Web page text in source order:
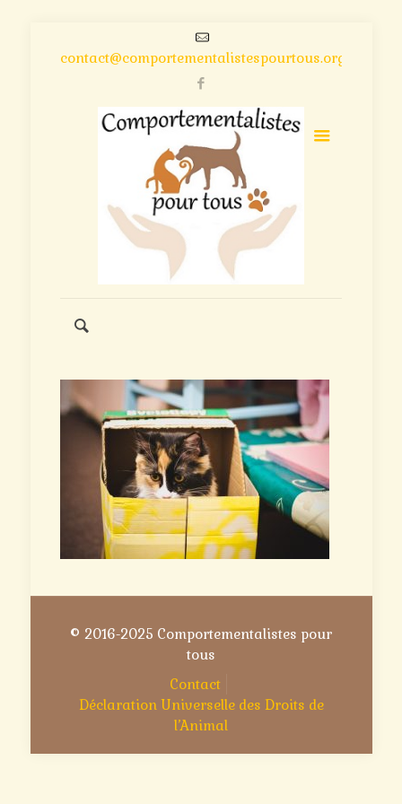
contact@comportementalistespourtous.org
© 2016-2025 Comportementalistes pour
tous
Contact
Déclaration Universelle des Droits de
l’Animal